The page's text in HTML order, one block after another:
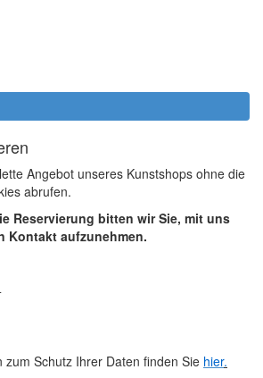
Angebot unseres Kunstshops ohne die
abrufen.
Reservierung bitten wir Sie, mit uns
Kontakt aufzunehmen.
Schutz Ihrer Daten finden Sie hier.